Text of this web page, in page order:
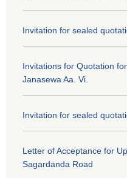
Invitation for sealed
Invitations for Quotation
Janasewa Aa. Vi.
Invitation for sealed
Letter of Acceptance for
Sagardanda Road